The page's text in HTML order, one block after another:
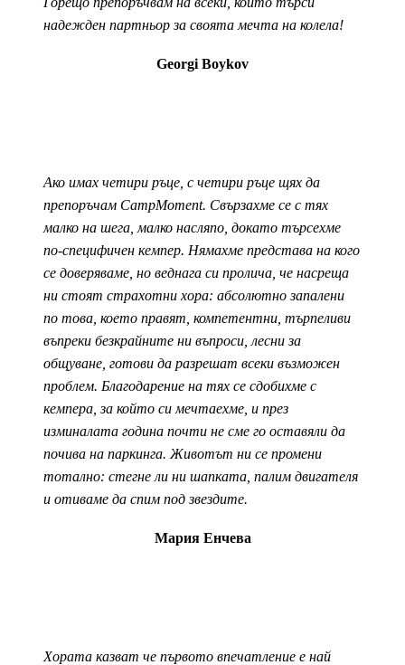
надежден партньор за своята мечта на колела!
Georgi Boykov
Ако имах четири ръце, с четири ръце щях да
препоръчам CampMoment. Свързахме се с тях
малко на шега, малко насляпо, докато търсехме
по-специфичен кемпер. Нямахме представа на кого
се доверяваме, но веднага си пролича, че насреща
ни стоят страхотни хора: абсолютно запалени
по това, което правят, компетентни, търпеливи
въпреки безкрайните ни въпроси, лесни за
общуване, готови да разрешат всеки възможен
проблем. Благодарение на тях се сдобихме с
кемпера, за който си мечтаехме, и през
изминалата година почти не сме го оставяли да
почива на паркинга. Животът ни се промени
тотално: стегне ли ни шапката, палим двигателя
и отиваме да спим под звездите.
Мария Енчева
Хората казват че първото впечатление е най